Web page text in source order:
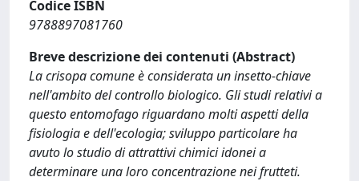
Codice ISBN
9788897081760
Breve descrizione dei contenuti (Abstract)
La crisopa comune è considerata un insetto-chiave
nell'ambito del controllo biologico. Gli studi relativi a
questo entomofago riguardano molti aspetti della
fisiologia e dell'ecologia; sviluppo particolare ha
avuto lo studio di attrattivi chimici idonei a
determinare una loro concentrazione nei frutteti.